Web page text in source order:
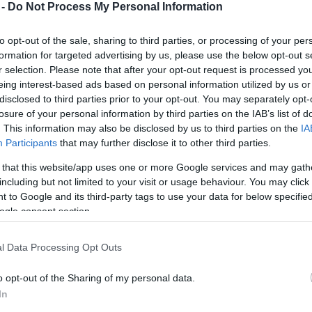
Do Not Process My Personal Information
opt-out of the sale, sharing to third parties, or processing of your
for targeted advertising by us, please use the below opt-out
selection. Please note that after your opt-out request is processed
interest-based ads based on personal information utilized by us
to third parties prior to your opt-out. You may separately
of your personal information by third parties on the IAB’s list of
This information may also be disclosed by us to third parties on the
Participants that may further disclose it to other third parties.
that this website/app uses one or more Google services and may
but not limited to your visit or usage behaviour. You may
to Google and its third-party tags to use your data for below
consent section.
Data Processing Opt Outs
opt-out of the Sharing of my personal data.
ismét kimondta egymásnak a boldogító igent
ezzel szerette volna megköszönni
időkben is. "A társam nélkül nem tudtam volna
-
először
lehet
is
még öt évem van hátra. De a két év tűnik
A
A